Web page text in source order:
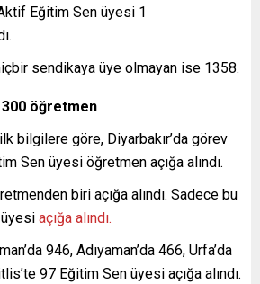
Eğitim Sen üyesi 1
sendikaya üye olmayan ise 1358.
300 öğretmen
bilgilere göre, Diyarbakır’da görev
Sen üyesi öğretmen açığa alındı.
biri açığa alındı. Sadece bu
açığa alındı.
946, Adıyaman’da 466, Urfa’da
97 Eğitim Sen üyesi açığa alındı.